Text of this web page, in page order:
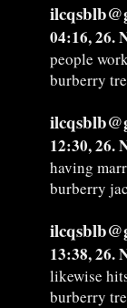
04:16, 26.
people
burberry
12:30, 26.
having
burberry
13:38, 26.
likewise
burberry